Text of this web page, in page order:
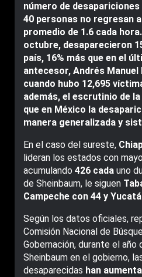
número de
40 personas no regresan
promedio de 1.6 cada
octubre, desaparecieron
país, 16% más que en el
antecesor, Andrés Manuel
cuando hubo 12,695
además, el escrutinio de
que en México la
manera generalizada y
En el caso del sureste,
lideran los estados con
acumulando 426 cada uno
de Sheinbaum, le siguen
Campeche con 44 y
Según los datos oficiales,
Comisión Nacional de
Gobernación, durante el año
Sheinbaum en el gobierno,
desaparecidas han